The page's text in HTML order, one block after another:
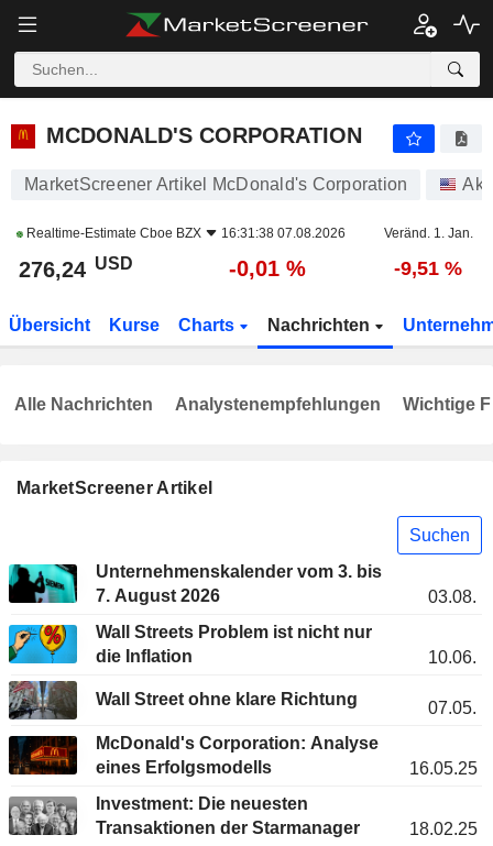
MCDONALD'S CORPORATION
MarketScreener Artikel McDonald's Corporation
Realtime-Estimate Cboe BZX 16:31:38 07.08.2026 Veränd. 1. Jan.
276,24 USD -0,01 % -9,51 %
Übersicht Kurse Charts Nachrichten
MarketScreener Artikel
Suchen
Unternehmenskalender vom 3. bis
7. August 2026
03.08.
Wall Streets Problem ist nicht nur
die Inflation
10.06.
Wall Street ohne klare Richtung
07.05.
McDonald's Corporation: Analyse
eines Erfolgsmodells
16.05.25
Investment: Die neuesten
Transaktionen der Starmanager
18.02.25
Alle Nachrichten Analystenempfehlungen Wichtige